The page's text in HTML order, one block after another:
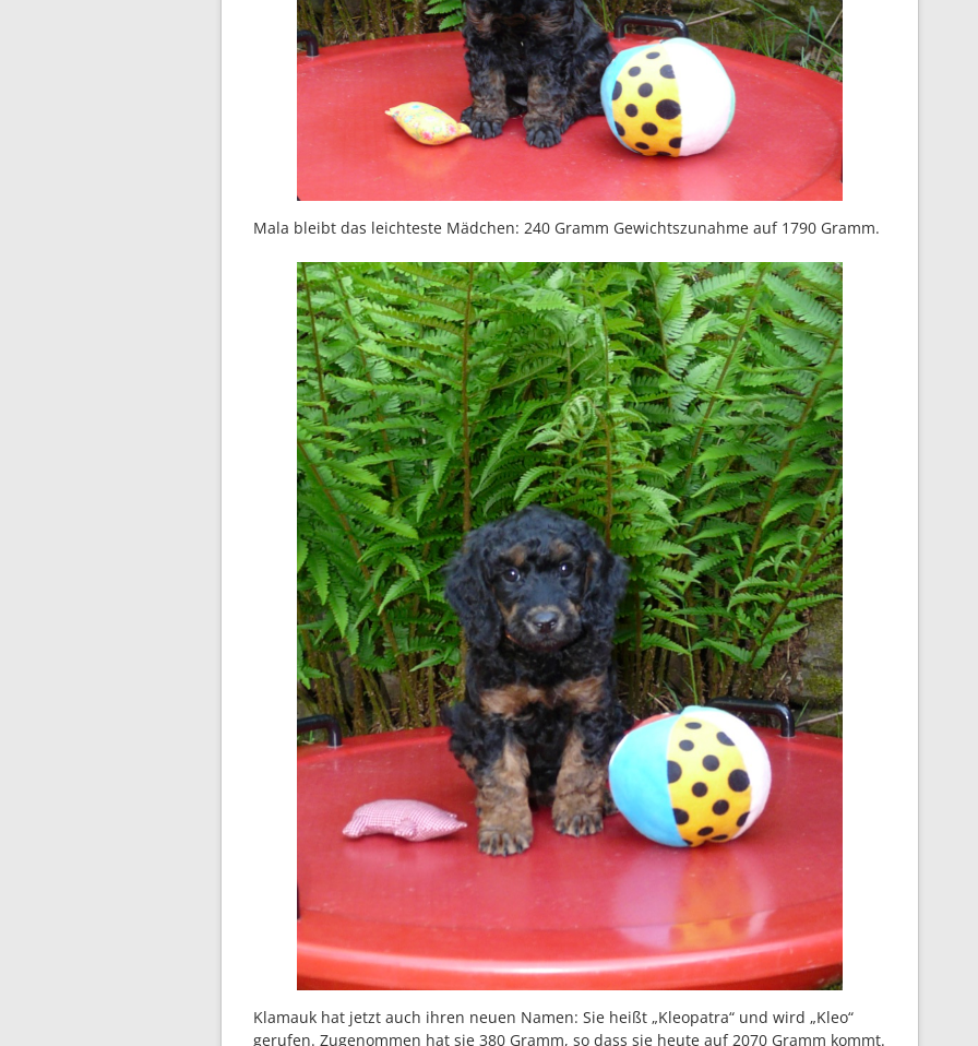
Mala bleibt das leichteste Mädchen: 240 Gramm Gewichtszunahme auf 1790 Gramm.
Klamauk hat jetzt auch ihren neuen Namen: Sie heißt „Kleopatra“ und wird „Kleo“
gerufen. Zugenommen hat sie 380 Gramm, so dass sie heute auf 2070 Gramm kommt.